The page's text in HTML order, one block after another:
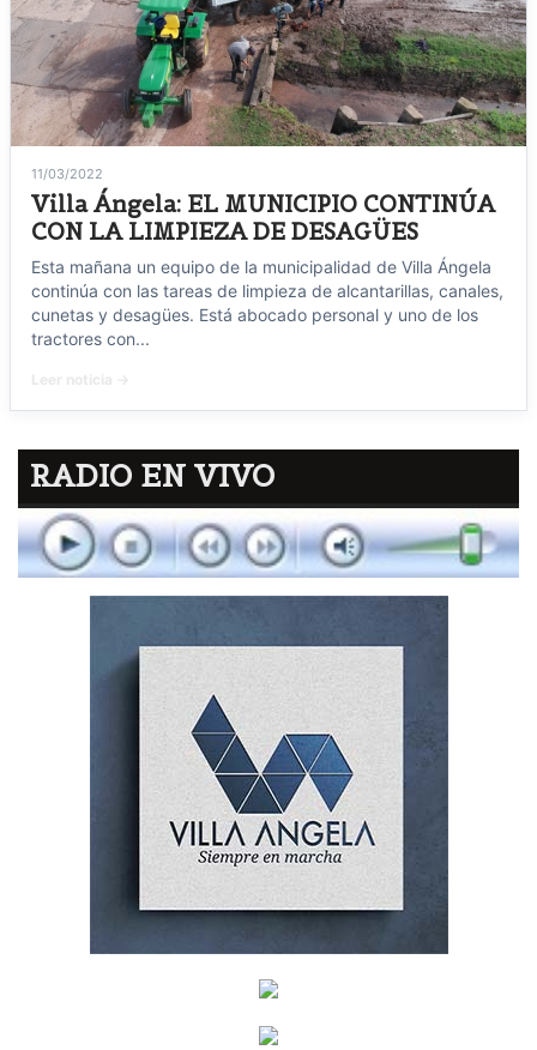
11/03/2022
Villa Ángela: EL MUNICIPIO CONTINÚA
CON LA LIMPIEZA DE DESAGÜES
Esta mañana un equipo de la municipalidad de Villa Ángela
continúa con las tareas de limpieza de alcantarillas, canales,
cunetas y desagües. Está abocado personal y uno de los
tractores con...
RADIO EN VIVO